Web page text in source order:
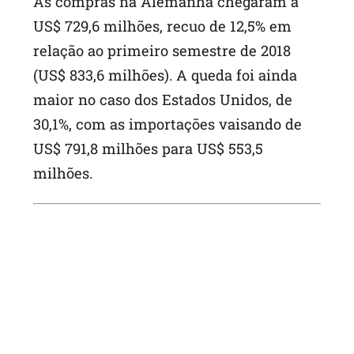
US$ 729,6 milhões, recuo de 12,5% em
relação ao primeiro semestre de 2018
(US$ 833,6 milhões). A queda foi ainda
maior no caso dos Estados Unidos, de
30,1%, com as importações vaisando de
US$ 791,8 milhões para US$ 553,5
milhões.